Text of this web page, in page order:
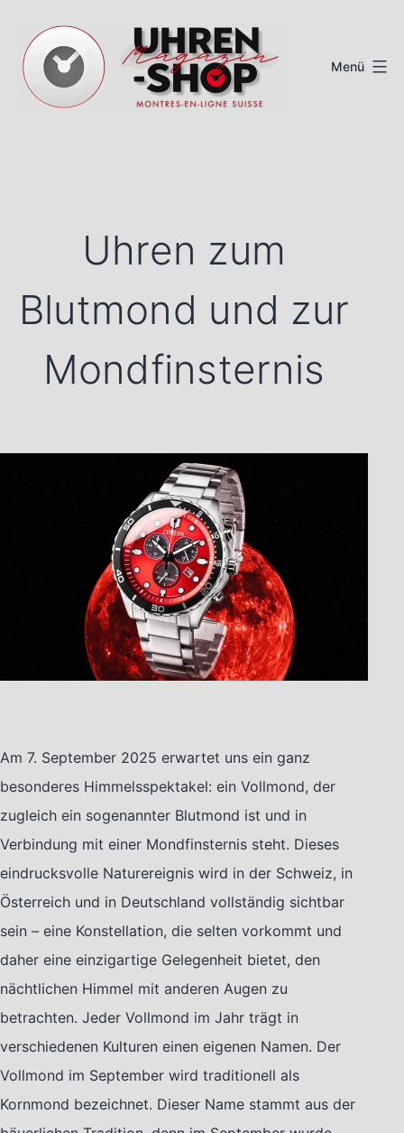
Inhalt
springen
Menü
Uhren zum
Blutmond und zur
Mondfinsternis
Am 7. September 2025 erwartet uns ein ganz
besonderes Himmelsspektakel: ein Vollmond, der
zugleich ein sogenannter Blutmond ist und in
Verbindung mit einer Mondfinsternis steht. Dieses
eindrucksvolle Naturereignis wird in der Schweiz, in
Österreich und in Deutschland vollständig sichtbar
sein – eine Konstellation, die selten vorkommt und
daher eine einzigartige Gelegenheit bietet, den
nächtlichen Himmel mit anderen Augen zu
betrachten. Jeder Vollmond im Jahr trägt in
verschiedenen Kulturen einen eigenen Namen. Der
Vollmond im September wird traditionell als
Kornmond bezeichnet. Dieser Name stammt aus der